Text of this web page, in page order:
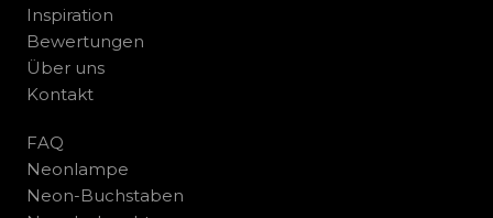
Inspiration
Bewertungen
Über uns
Kontakt
FAQ
Neonlampe
Neon-Buchstaben